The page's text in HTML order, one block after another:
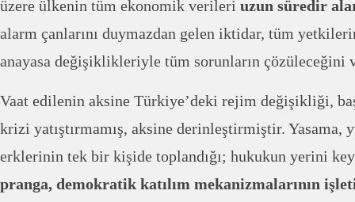
üzere ülkenin tüm ekonomik verileri uzun süredir
alarm çanlarını duymazdan gelen iktidar, tüm
anayasa değişiklikleriyle tüm sorunların çözüleceğini
Vaat edilenin aksine Türkiye’deki rejim değişikliği,
krizi yatıştırmamış, aksine derinleştirmiştir. Yasama,
erklerinin tek bir kişide toplandığı; hukukun yerini
pranga, demokratik katılım mekanizmalarının